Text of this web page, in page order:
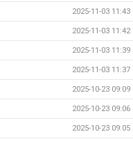
2025-11-03 11:43
2025-11-03 11:42
2025-11-03 11:39
2025-11-03 11:37
2025-10-23 09:09
2025-10-23 09:06
2025-10-23 09:05